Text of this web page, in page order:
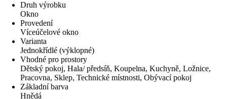
Druh výrobku
Okno
Provedení
Víceúčelové okno
Varianta
Jednokřídlé (výklopné)
Vhodné pro prostory
Dětský pokoj, Hala/ předsíň, Koupelna, Kuchyně, Ložnice,
Pracovna, Sklep, Technické místnosti, Obývací pokoj
Základní barva
Hnědá